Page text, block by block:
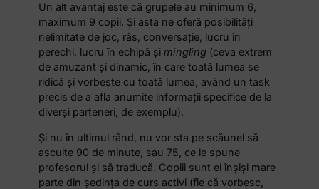
Un alt avantaj este că grupele au minimum 6,
maximum 9 copii. Și asta ne oferă posibilități
nelimitate de joc, râs, conversație, lucru în
perechi, lucru în echipă și mingling (ceva extrem
de amuzant și dinamic, în care toată lumea se
ridică și vorbește cu toată lumea, având un task
precis de a afla anumite informații specifice de la
diverși parteneri, de exemplu).
Și nu în ultimul rând, nu vor sta pe scăunel să
asculte 90 de minute, sau 75, ce le spune
profesorul și să traducă. Copiii sunt ei înșiși mare
parte din ședința de curs activi (fie că vorbesc,